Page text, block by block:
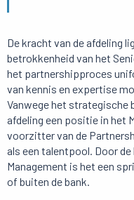
De kracht van de afdeling
betrokkenheid van het
het partnershipproces
van kennis en expertise
Vanwege het strategische
afdeling een positie in het
voorzitter van de
als een talentpool. Door
Management is het een
of buiten de bank.